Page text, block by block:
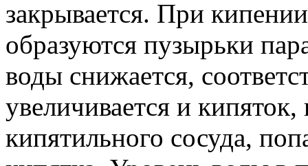
закрывается. При
образуются пузырьки
воды снижается,
увеличивается и кипяток,
кипятильного сосуда,